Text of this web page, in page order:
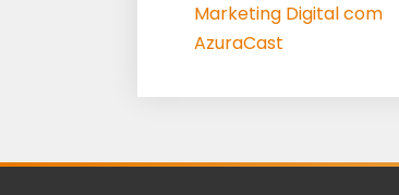
Marketing Digital com
AzuraCast